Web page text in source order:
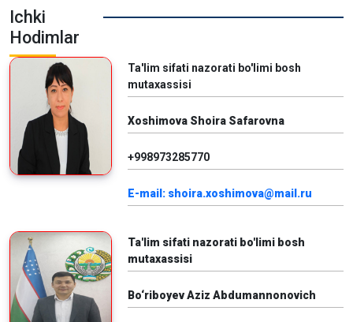
Ichki
Hodimlar
Ta'lim sifati nazorati bo'limi bosh
mutaxassisi
Xoshimova Shoira Safarovna
+998973285770
E-mail: shoira.xoshimova@mail.ru
Ta'lim sifati nazorati bo'limi bosh
mutaxassisi
Bo‘riboyev Aziz Abdumannonovich